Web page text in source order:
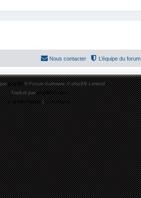
L’équipe du forum
Nous contacter
phpBB® Forum Software © phpBB Limited
Traduit parphpBB-fr.com
Confidentialité|Conditions